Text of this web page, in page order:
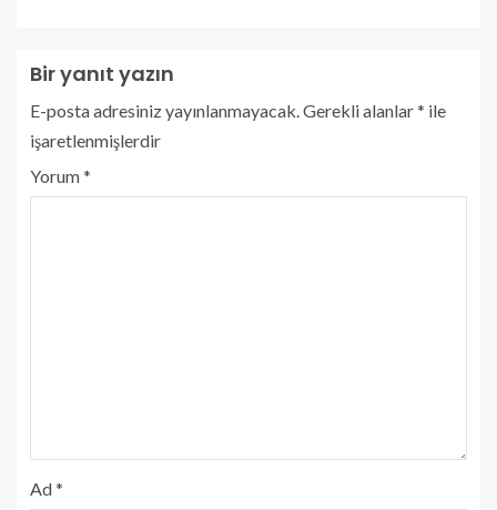
Bir yanıt yazın
E-posta adresiniz yayınlanmayacak.Gerekli alanlar* ile
işaretlenmişlerdir
Yorum*
Ad*